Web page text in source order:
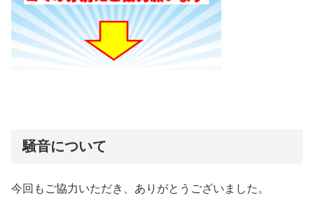
騒音について
今回もご協力いただき、ありがとうございました。